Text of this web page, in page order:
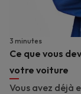
Ce que vous
votre voiture
3 minutes
Vous avez déjà